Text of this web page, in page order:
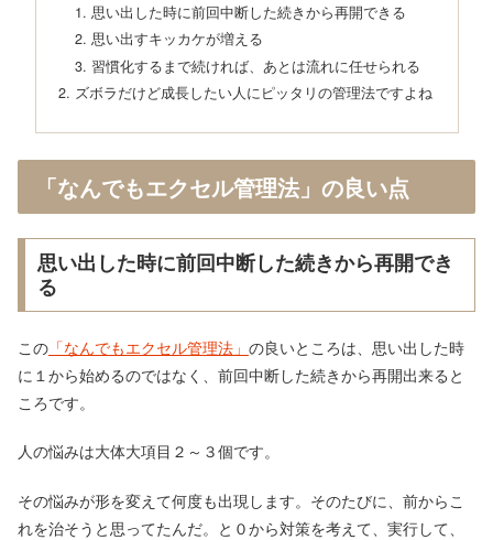
思い出した時に前回中断した続きから再開できる
思い出すキッカケが増える
習慣化するまで続ければ、あとは流れに任せられる
ズボラだけど成長したい人にピッタリの管理法ですよね
「なんでもエクセル管理法」の良い点
思い出した時に前回中断した続きから再開でき
る
この 「なんでもエクセル管理法」 の良いところは、思い出した時
に１から始めるのではなく、前回中断した続きから再開出来ると
ころです。
人の悩みは大体大項目２～３個です。
その悩みが形を変えて何度も出現します。そのたびに、前からこ
れを治そうと思ってたんだ。と０から対策を考えて、実行して、